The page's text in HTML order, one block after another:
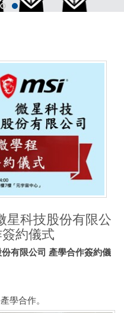
星科技股份有限公
約儀式
有限公司 產學合作簽約儀
學合作。